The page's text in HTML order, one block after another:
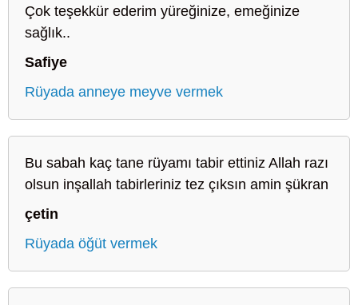
Çok teşekkür ederim yüreğinize, emeğinize
sağlık..
Safiye
Rüyada anneye meyve vermek
Bu sabah kaç tane rüyamı tabir ettiniz Allah razı
olsun inşallah tabirleriniz tez çıksın amin şükran
çetin
Rüyada öğüt vermek